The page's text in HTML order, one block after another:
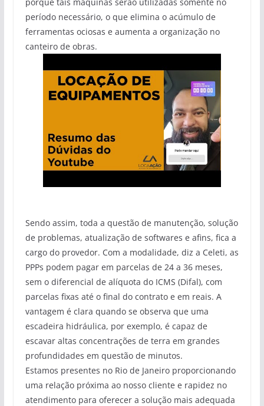
período necessário, o que elimina o acúmulo de
ferramentas ociosas e aumenta a organização no
canteiro de obras.
Sendo assim, toda a questão de manutenção, solução
de problemas, atualização de softwares e afins, fica a
cargo do provedor. Com a modalidade, diz a Celeti, as
PPPs podem pagar em parcelas de 24 a 36 meses,
sem o diferencial de alíquota do ICMS (Difal), com
parcelas fixas até o final do contrato e em reais. A
vantagem é clara quando se observa que uma
escadeira hidráulica, por exemplo, é capaz de
escavar altas concentrações de terra em grandes
profundidades em questão de minutos.
Estamos presentes no Rio de Janeiro proporcionando
uma relação próxima ao nosso cliente e rapidez no
atendimento para oferecer a solução mais adequada